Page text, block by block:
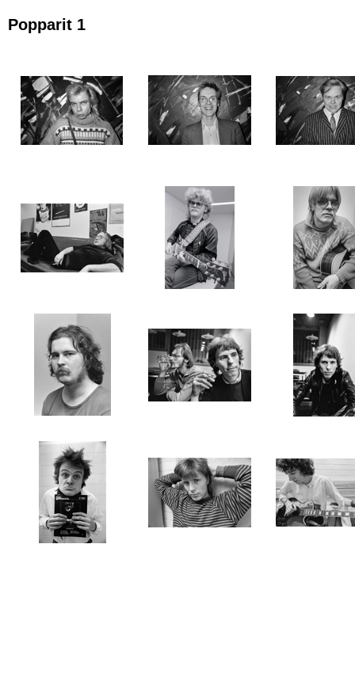
Popparit 1